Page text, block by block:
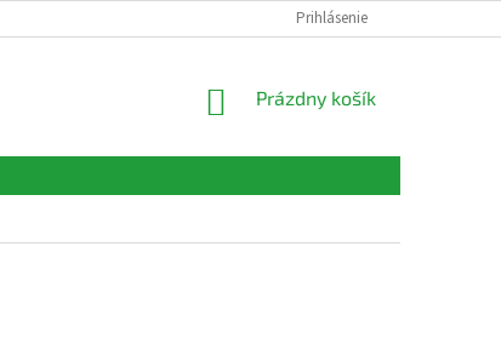
Prihlásenie
NÁKUPNÝ
Prázdny košík